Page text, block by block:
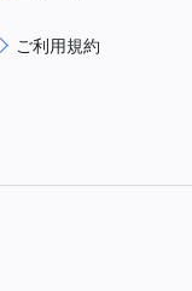
ご利用規約